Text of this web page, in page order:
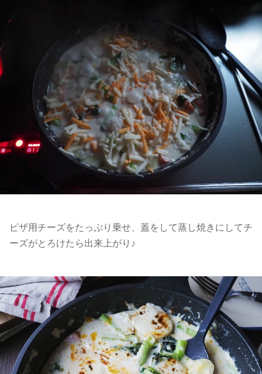
ピザ用チーズをたっぷり乗せ、蓋をして蒸し焼きにしてチ
ーズがとろけたら出来上がり♪